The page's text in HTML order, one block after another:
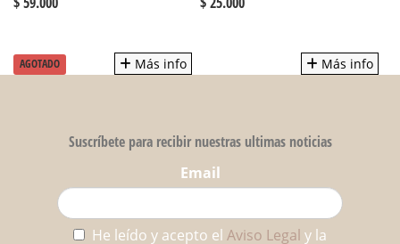
AGOTADO Más info Más info
Suscríbete para recibir nuestras ultimas noticias
Email
He leído y acepto el Aviso Legal y la